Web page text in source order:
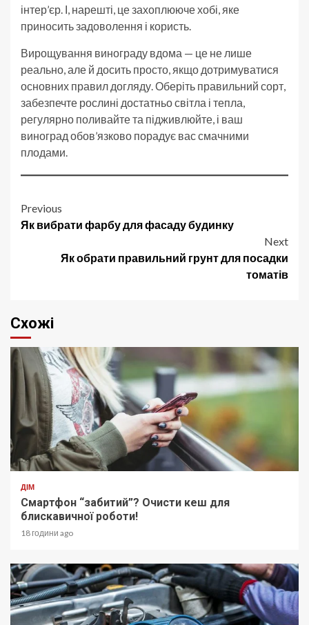
інтер’єр. І, нарешті, це захоплююче хобі, яке
приносить задоволення і користь.
Вирощування винограду вдома — це не лише
реально, але й досить просто, якщо дотримуватися
основних правил догляду. Оберіть правильний сорт,
забезпечте рослині достатньо світла і тепла,
регулярно поливайте та підживлюйте, і ваш
виноград обов’язково порадує вас смачними
плодами.
Post
navigation
Previous
Як вибрати фарбу для фасаду будинку
Next
Як обрати правильний грунт для посадки
томатів
Схожі
ДІМ
Смартфон “забитий”? Очисти кеш для
блискавичної роботи!
18 години ago